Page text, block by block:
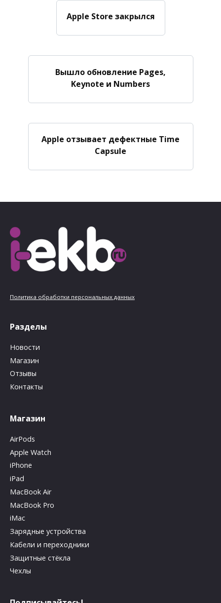
Apple Store закрылся
Вышло обновление Pages,
Keynote и Numbers
Apple отзывает дефектные Time
Capsule
Политика обработки персональных данных
Разделы
Новости
Магазин
Отзывы
Контакты
Магазин
AirPods
Apple Watch
iPhone
iPad
MacBook Air
MacBook Pro
iMac
Зарядные устройства
Кабели и переходники
Защитные стёкла
Чехлы